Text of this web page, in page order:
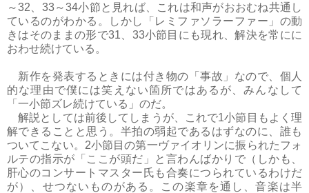
～32、33～34小節と見れば、これは和声がおおむね共通し
ているのがわかる。しかし「レミファソラーファー」の動
きはそのままの形で31、33小節目にも現れ、解決を常にに
おわせ続けている。
新作を発表するときには付き物の「事故」なので、個人
的な理由で僕には笑えない箇所ではあるが、みんなして
「一小節ズレ続けている」のだ。
解説としては前後してしまうが、これで1小節目もよく理
解できることと思う。半拍の弱起であるはずなのに、誰も
ついてこない。2小節目の第一ヴァイオリンに振られたフォ
ルテの指示が「ここが頭だ」と言わんばかりで（しかも、
肝心のコンサートマスター氏も合奏につられているわけだ
が）、せつないものがある。この楽章を通し、音楽は半